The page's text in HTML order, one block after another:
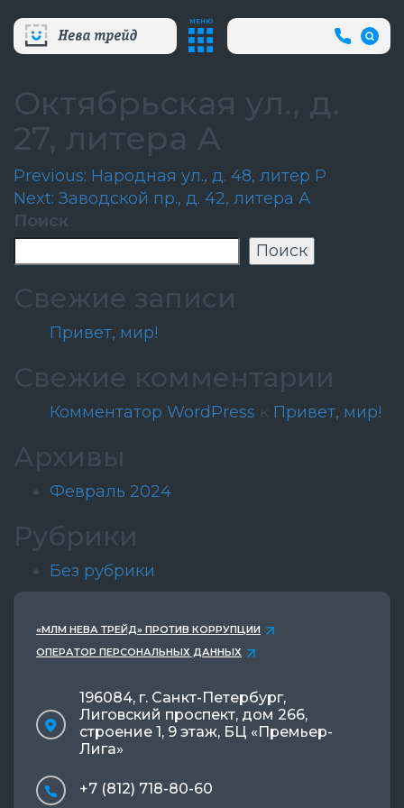
МЕНЮ
+7
(812)
Октябрьская ул., д.
27, литера А
Навигация
по
записям
Previous: Народная ул., д. 48, литер Р
Next: Заводской пр., д. 42, литера А
Поиск
Поиск
Свежие записи
Привет, мир!
Свежие комментарии
Комментатор WordPress к Привет, мир!
Архивы
Февраль 2024
Рубрики
Без рубрики
«МЛМ НЕВА ТРЕЙД» ПРОТИВ КОРРУПЦИИ
ОПЕРАТОР ПЕРСОНАЛЬНЫХ ДАННЫХ
196084, г. Санкт-Петербург,
Лиговский проспект, дом 266,
строение 1, 9 этаж, БЦ «Премьер-
Лига»
+7 (812) 718-80-60